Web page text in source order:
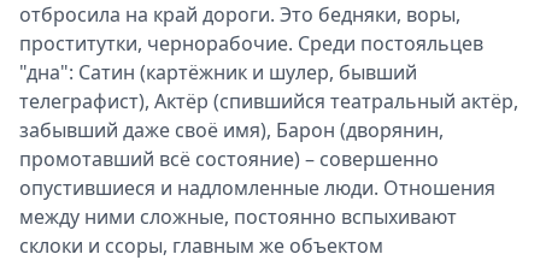
отбросила на край дороги. Это бедняки, воры,
проститутки, чернорабочие. Среди постояльцев
"дна": Сатин (картёжник и шулер, бывший
телеграфист), Актёр (спившийся театральный актёр,
забывший даже своё имя), Барон (дворянин,
промотавший всё состояние) – совершенно
опустившиеся и надломленные люди. Отношения
между ними сложные, постоянно вспыхивают
склоки и ссоры, главным же объектом